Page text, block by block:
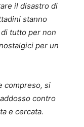
il disastro di
stanno
tutto per non
per un
compreso, si
contro
e cercata.